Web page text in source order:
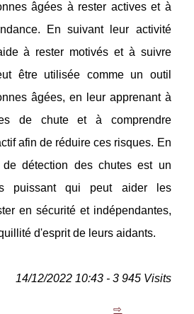
âgées à rester actives et à
En suivant leur activité
à rester motivés et à suivre
être utilisée comme un outil
âgées, en leur apprenant à
de chute et à comprendre
afin de réduire ces risques. En
détection des chutes est un
puissant qui peut aider les
en sécurité et indépendantes,
d'esprit de leurs aidants.
14/12/2022 10:43 - 3 945 Visits